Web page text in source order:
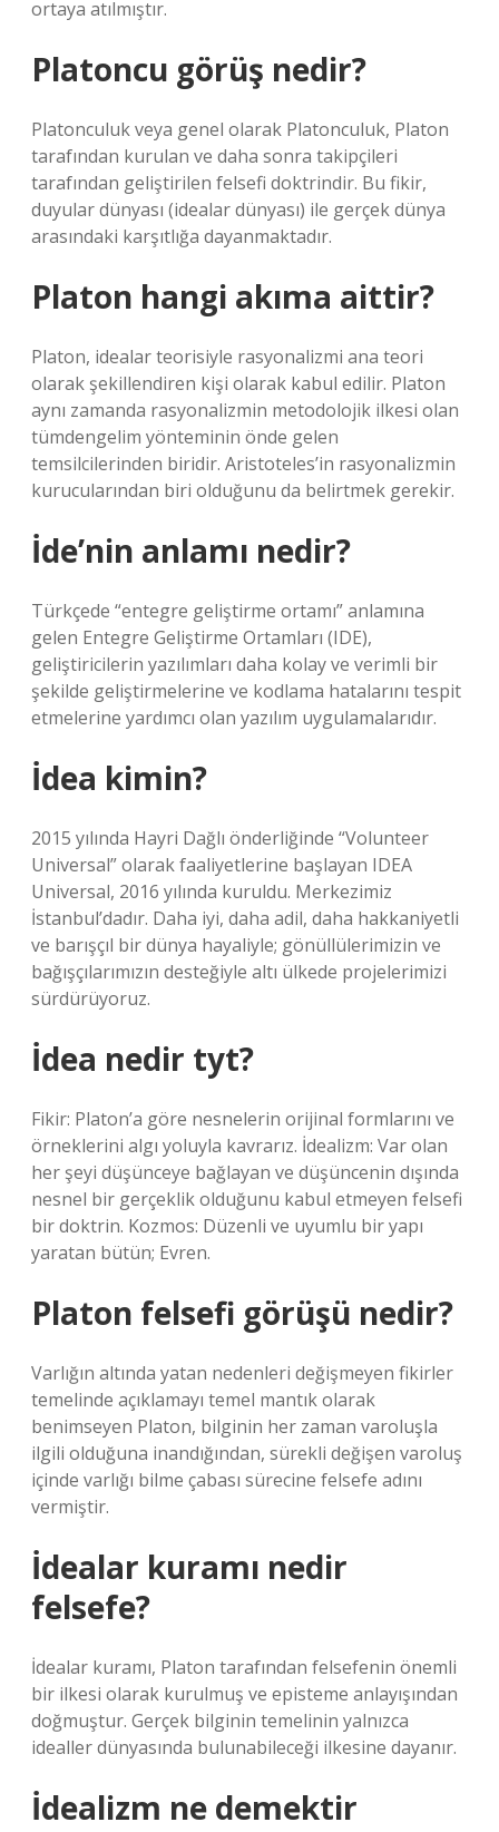
ortaya atılmıştır.
Platoncu görüş nedir?
Platonculuk veya genel olarak Platonculuk, Platon
tarafından kurulan ve daha sonra takipçileri
tarafından geliştirilen felsefi doktrindir. Bu fikir,
duyular dünyası (idealar dünyası) ile gerçek dünya
arasındaki karşıtlığa dayanmaktadır.
Platon hangi akıma aittir?
Platon, idealar teorisiyle rasyonalizmi ana teori
olarak şekillendiren kişi olarak kabul edilir. Platon
aynı zamanda rasyonalizmin metodolojik ilkesi olan
tümdengelim yönteminin önde gelen
temsilcilerinden biridir. Aristoteles’in rasyonalizmin
kurucularından biri olduğunu da belirtmek gerekir.
İde’nin anlamı nedir?
Türkçede “entegre geliştirme ortamı” anlamına
gelen Entegre Geliştirme Ortamları (IDE),
geliştiricilerin yazılımları daha kolay ve verimli bir
şekilde geliştirmelerine ve kodlama hatalarını tespit
etmelerine yardımcı olan yazılım uygulamalarıdır.
İdea kimin?
2015 yılında Hayri Dağlı önderliğinde “Volunteer
Universal” olarak faaliyetlerine başlayan IDEA
Universal, 2016 yılında kuruldu. Merkezimiz
İstanbul’dadır. Daha iyi, daha adil, daha hakkaniyetli
ve barışçıl bir dünya hayaliyle; gönüllülerimizin ve
bağışçılarımızın desteğiyle altı ülkede projelerimizi
sürdürüyoruz.
İdea nedir tyt?
Fikir: Platon’a göre nesnelerin orijinal formlarını ve
örneklerini algı yoluyla kavrarız. İdealizm: Var olan
her şeyi düşünceye bağlayan ve düşüncenin dışında
nesnel bir gerçeklik olduğunu kabul etmeyen felsefi
bir doktrin. Kozmos: Düzenli ve uyumlu bir yapı
yaratan bütün; Evren.
Platon felsefi görüşü nedir?
Varlığın altında yatan nedenleri değişmeyen fikirler
temelinde açıklamayı temel mantık olarak
benimseyen Platon, bilginin her zaman varoluşla
ilgili olduğuna inandığından, sürekli değişen varoluş
içinde varlığı bilme çabası sürecine felsefe adını
vermiştir.
İdealar kuramı nedir
felsefe?
İdealar kuramı, Platon tarafından felsefenin önemli
bir ilkesi olarak kurulmuş ve episteme anlayışından
doğmuştur. Gerçek bilginin temelinin yalnızca
idealler dünyasında bulunabileceği ilkesine dayanır.
İdealizm ne demektir